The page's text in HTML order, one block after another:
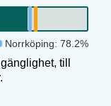
Norrköping: 78.2%
till